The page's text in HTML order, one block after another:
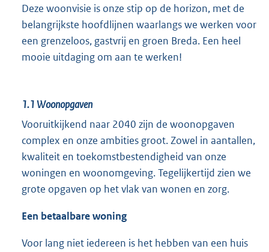
Deze woonvisie is onze stip op de horizon, met de
belangrijkste hoofdlijnen waarlangs we werken voor
een grenzeloos, gastvrij en groen Breda. Een heel
mooie uitdaging om aan te werken!
1.1Woonopgaven
Vooruitkijkend naar 2040 zijn de woonopgaven
complex en onze ambities groot. Zowel in aantallen,
kwaliteit en toekomstbestendigheid van onze
woningen en woonomgeving. Tegelijkertijd zien we
grote opgaven op het vlak van wonen en zorg.
Een betaalbare woning
Voor lang niet iedereen is het hebben van een huis